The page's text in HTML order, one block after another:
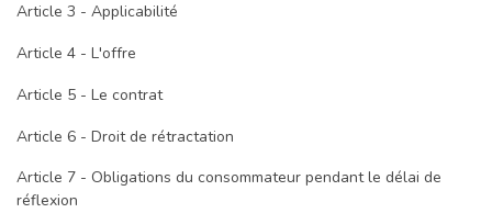
Article 3 - Applicabilité
Article 4 - L'offre
Article 5 - Le contrat
Article 6 - Droit de rétractation
Article 7 - Obligations du consommateur pendant le délai de
réflexion